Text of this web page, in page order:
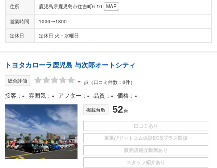
住所 鹿児島県鹿児島市住吉町6-10 MAP
営業時間 1000〜1800
定休日 定休日:火・水曜日
トヨタカローラ鹿児島 与次郎オートシティ
総合評価 - 点 （口コミ件数：0件）
接客 - 雰囲気 - アフター - 品質 - 価格 -
掲載台数 52台
口コミあり
車選びドットコム保証EGSプラス取扱
販売店紹介動画あり
スタッフ紹介あり